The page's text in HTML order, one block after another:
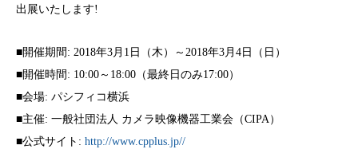
出展いたします!
■開催期間: 2018年3月1日（木）～2018年3月4日（日）
■開催時間: 10:00～18:00（最終日のみ17:00）
■会場: パシフィコ横浜
■主催: 一般社団法人 カメラ映像機器工業会（CIPA）
■公式サイト: http://www.cpplus.jp//